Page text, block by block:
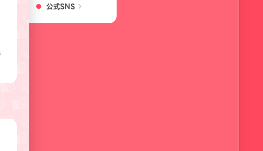
公式SNS chevron_right